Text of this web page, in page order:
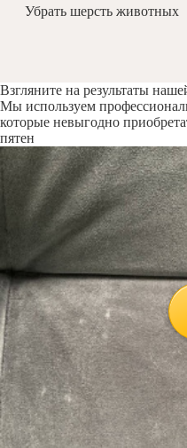
Убрать шерсть животных
Взгляните на результаты
Мы используем
которые невыгодно
пятен